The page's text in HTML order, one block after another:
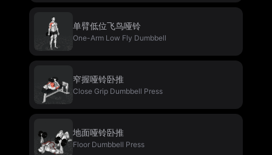
单臂低位飞鸟哑铃
One-Arm Low Fly Dumbbell
窄握哑铃卧推
Close Grip Dumbbell Press
地面哑铃卧推
Floor Dumbbell Press